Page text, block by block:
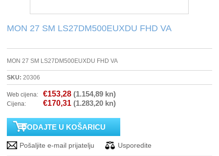
PRINTERI
MONITORI
SOFTWARE
POS OPREMA
PERIFERIJA
PROJEKTORI
MON 27 SM LS27DM500EUXDU FHD VA
MON 27 SM LS27DM500EUXDU FHD VA
SKU: 20306
Web cijena: €153,28 (1.154,89 kn)
Cijena: €170,31 (1.283,20 kn)